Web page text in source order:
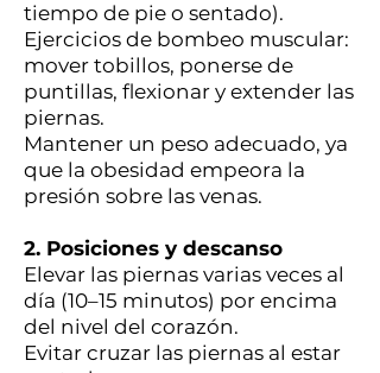
tiempo de pie o sentado).
Ejercicios de bombeo muscular:
mover tobillos, ponerse de
puntillas, flexionar y extender las
piernas.
Mantener un peso adecuado, ya
que la obesidad empeora la
presión sobre las venas.
2. Posiciones y descanso
Elevar las piernas varias veces al
día (10–15 minutos) por encima
del nivel del corazón.
Evitar cruzar las piernas al estar